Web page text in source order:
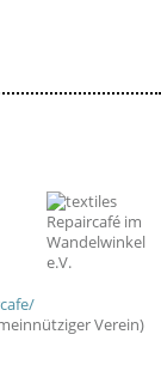
Verein)